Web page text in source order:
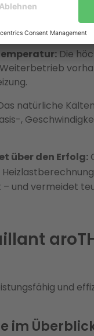
typischer
Die
natürliche
,
über den Erfolg:
und vermeidet
und
im